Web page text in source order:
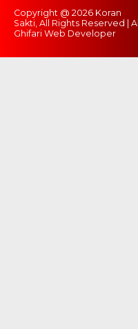
Copyright @ 2026 Koran
Sakti, All Rights Reserved | Al
Ghifari Web Developer